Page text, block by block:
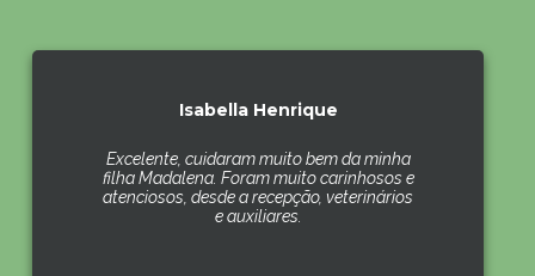
Isabella Henrique
Excelente, cuidaram muito bem da minha
filha Madalena. Foram muito carinhosos e
atenciosos, desde a recepção, veterinários
e auxiliares.